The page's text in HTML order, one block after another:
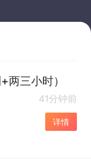
三小时）
41分钟前
详情